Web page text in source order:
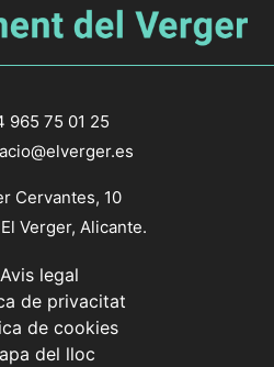
965 75 01 25
Cervantes, 10
Verger, Alicante.
Avis legal
de privacitat
de cookies
del lloc